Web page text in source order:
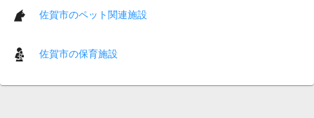
佐賀市のペット関連施設
佐賀市の保育施設